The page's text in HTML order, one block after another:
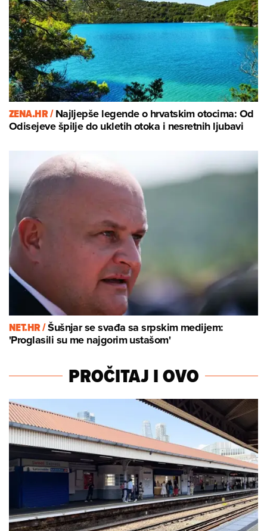
ZENA.HR /Najljepše legende o hrvatskim otocima: Od
Odisejeve špilje do ukletih otoka i nesretnih ljubavi
NET.HR /Šušnjar se svađa sa srpskim medijem:
'Proglasili su me najgorim ustašom'
PROČITAJ I OVO